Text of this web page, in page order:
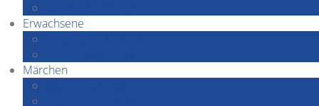
Erwachsene
Märchen